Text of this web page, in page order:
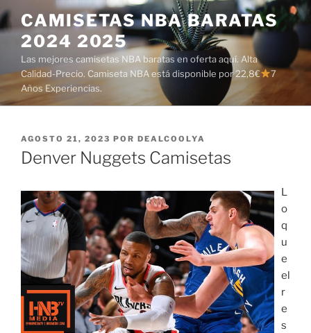
Saltar
al
contenido
CAMISETAS NBA BARATAS
2024 2025
Las mejores camisetas NBA baratas en oferta aquí. Alta
Calidad-Precio. Camiseta NBA está disponible por 22,8€
7
Años Experiencias.
PUBLICADO
EL
AGOSTO 21, 2023 POR DEALCOOLYA
Denver Nuggets Camisetas
L
o
q
u
e
el
r
e
s